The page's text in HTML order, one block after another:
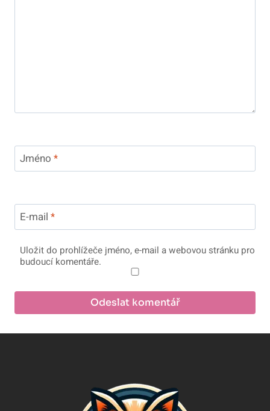
Jméno *
E-mail *
Uložit do prohlížeče jméno, e-mail a webovou stránku pro
budoucí komentáře.